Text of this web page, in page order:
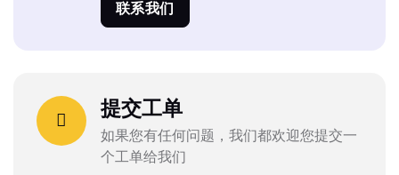
联系我们
提交工单
如果您有任何问题，我们都欢迎您提交一
个工单给我们